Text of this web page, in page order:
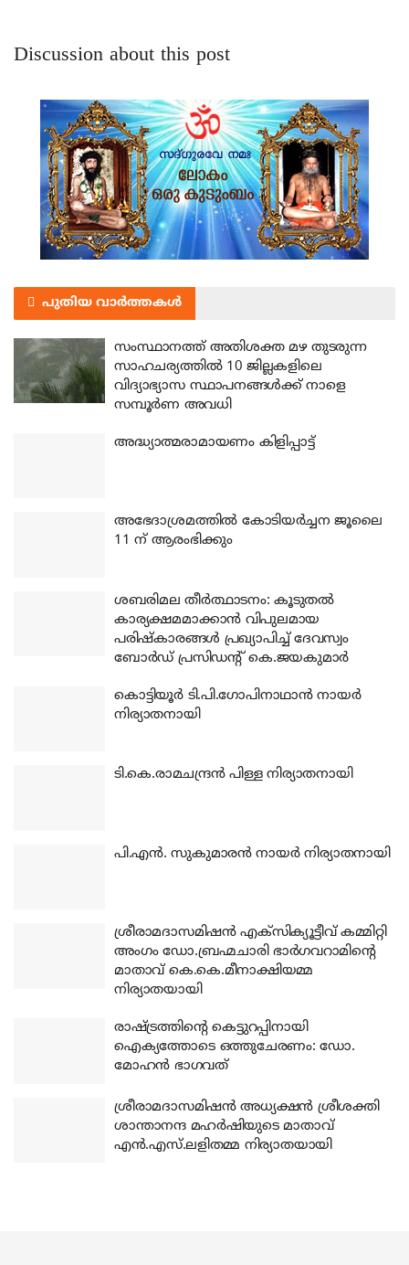
Discussion about this post
പുതിയ വാർത്തകൾ
സംസ്ഥാനത്ത് അതിശക്ത മഴ തുടരുന്ന
സാഹചര്യത്തിൽ 10 ജില്ലകളിലെ
വിദ്യാഭ്യാസ സ്ഥാപനങ്ങൾക്ക് നാളെ
സമ്പൂർണ അവധി
അദ്ധ്യാത്മരാമായണം കിളിപ്പാട്ട്
അഭേദാശ്രമത്തില്‍ കോടിയര്‍ച്ചന ജൂലൈ
11 ന് ആരംഭിക്കും
ശബരിമല തീര്‍ത്ഥാടനം: കൂടുതല്‍
കാര്യക്ഷമമാക്കാന്‍ വിപുലമായ
പരിഷ്‌കാരങ്ങള്‍ പ്രഖ്യാപിച്ച് ദേവസ്വം
ബോര്‍ഡ് പ്രസിഡന്റ് കെ.ജയകുമാര്‍
കൊട്ടിയൂര്‍ ടി.പി.ഗോപിനാഥാന്‍ നായര്‍
നിര്യാതനായി
ടി.കെ.രാമചന്ദ്രന്‍ പിള്ള നിര്യാതനായി
പി.എന്‍. സുകുമാരന്‍ നായര്‍ നിര്യാതനായി
ശ്രീരാമദാസമിഷന്‍ എക്‌സിക്യൂട്ടീവ് കമ്മിറ്റി
അംഗം ഡോ.ബ്രഹ്മചാരി ഭാര്‍ഗവറാമിന്റെ
മാതാവ് കെ.കെ.മീനാക്ഷിയമ്മ
നിര്യാതയായി
രാഷ്ട്രത്തിന്റെ കെട്ടുറപ്പിനായി
ഐക്യത്തോടെ ഒത്തുചേരണം: ഡോ.
മോഹന്‍ ഭാഗവത്
ശ്രീരാമദാസമിഷന്‍ അധ്യക്ഷന്‍ ശ്രീശക്തി
ശാന്താനന്ദ മഹര്‍ഷിയുടെ മാതാവ്
എന്‍.എസ്.ലളിതമ്മ നിര്യാതയായി